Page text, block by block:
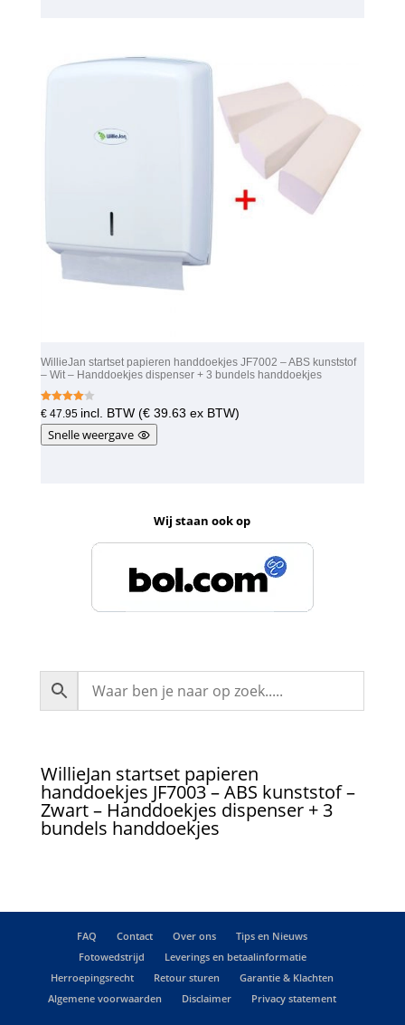
WillieJan startset papieren handdoekjes JF7002 – ABS kunststof
– Wit – Handdoekjes dispenser + 3 bundels handdoekjes
Gewaarde
erd
4.00
uit 5
€47.95 incl. BTW (€39.63 ex BTW)
Snelle weergave
Wij staan ook op
WillieJan startset papieren
handdoekjes JF7003 – ABS kunststof –
Zwart – Handdoekjes dispenser + 3
bundels handdoekjes
FAQ Contact Over ons
Tips en Nieuws
Fotowedstrijd
Leverings en betaalinformatie
Herroepingsrecht
Retour sturen
Garantie & Klachten
Algemene voorwaarden
Disclaimer Privacy statement